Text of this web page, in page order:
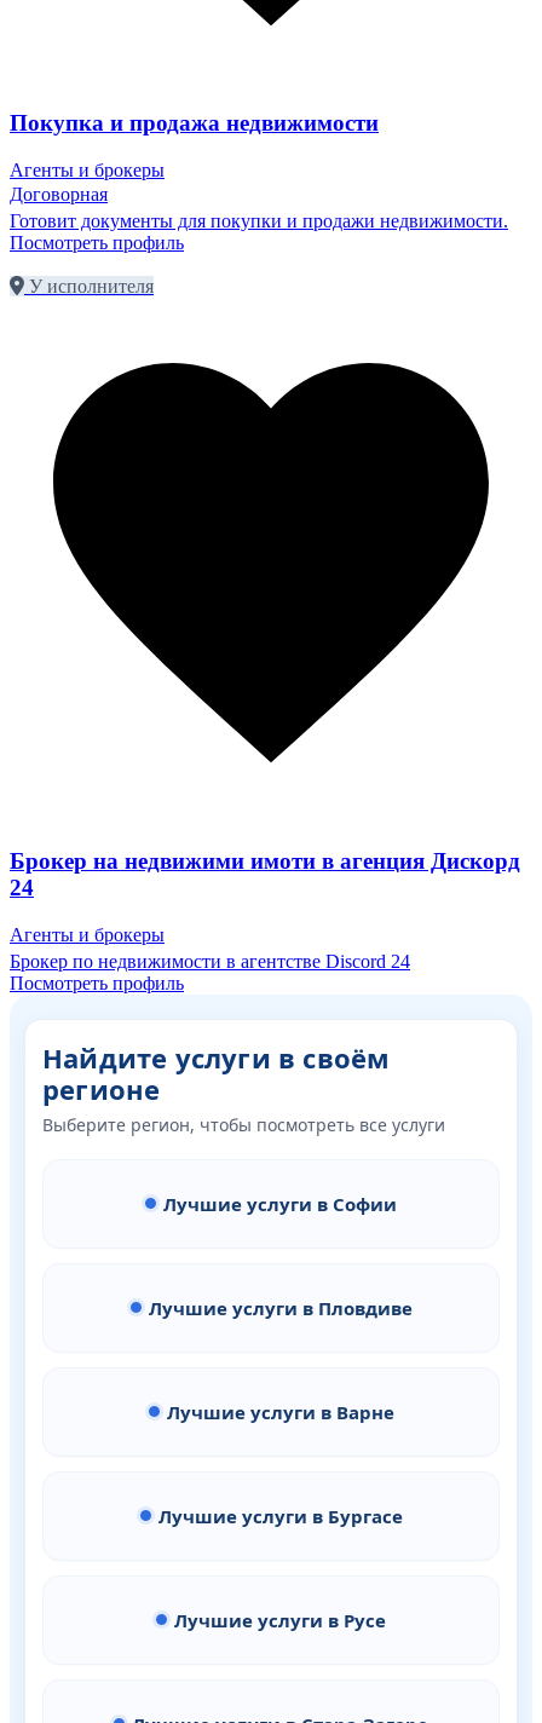
Покупка и продажа недвижимости
Агенты и брокеры
Договорная
Готовит документы для покупки и продажи недвижимости.
Посмотреть профиль
У исполнителя
Брокер на недвижими имоти в агенция Дискорд
24
Агенты и брокеры
Брокер по недвижимости в агентстве Discord 24
Посмотреть профиль
Найдите услуги в своём
регионе
Выберите регион, чтобы посмотреть все услуги
Лучшие услуги в Софии
Лучшие услуги в Пловдиве
Лучшие услуги в Варне
Лучшие услуги в Бургасе
Лучшие услуги в Русе